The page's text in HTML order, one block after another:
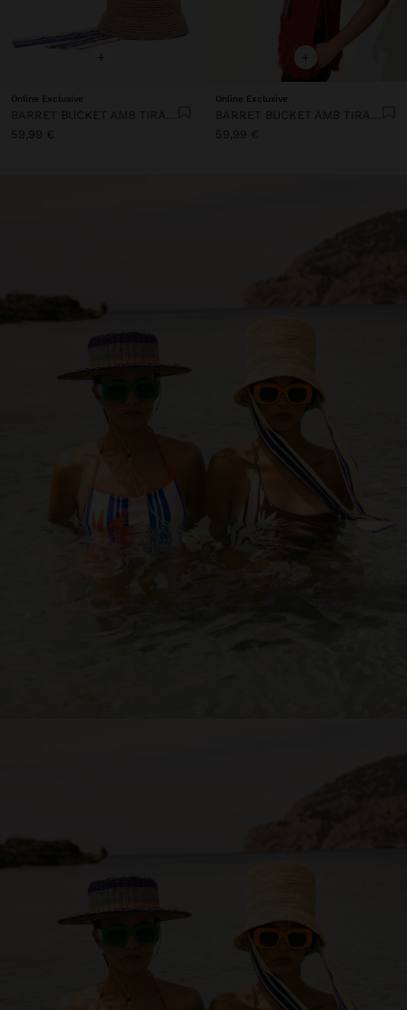
+
Online Exclusive
BARRET BUCKET AMB TIRANTS A RATLLES
59,99 €
+
Online Exclusive
BARRET BUCKET AMB TIRANTS A RATLLES
59,99 €